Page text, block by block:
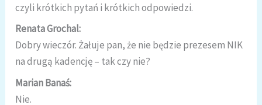
czyli krótkich pytań i krótkich odpowiedzi.
Renata Grochal:
Dobry wieczór. Żałuje pan, że nie będzie prezesem NIK
na drugą kadencję – tak czy nie?
Marian Banaś:
Nie.